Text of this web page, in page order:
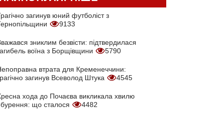
загинув юний футболіст з
9133
зниклим безвісти: підтвердилася
воїна з Борщівщини
5790
втрата для Кременеччини:
загинув Всеволод Штука
4545
хода до Почаєва викликала хвилю
що сталося
4482